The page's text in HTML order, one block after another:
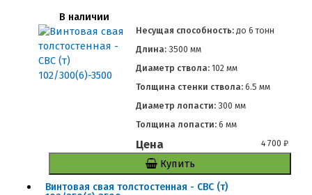
В наличии
Несущая способность: до 6 тонн
Длина:3500 мм
Диаметр ствола:102 мм
Толщина стенки ствола:6.5 мм
Диаметр лопасти:300 мм
Толщина лопасти:6 мм
Цена 4 700₽
Купить
Винтовая свая толстостенная - СВС (т)